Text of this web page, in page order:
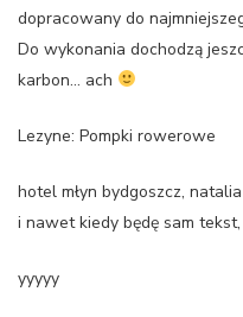
dopracowany do
Do wykonania dochodzą
karbon… ach
Lezyne: Pompki rowerowe
hotel młyn bydgoszcz,
i nawet kiedy będę sam
yyyyy